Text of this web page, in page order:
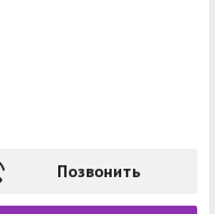
Позвонить